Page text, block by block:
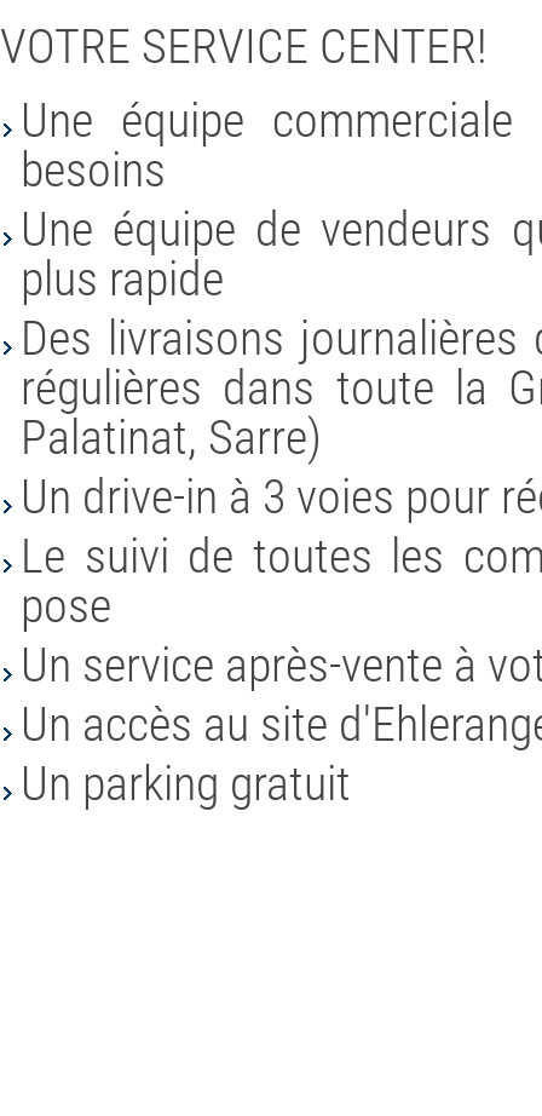
VOTRE SERVICE CENTER!
Une équipe
besoins
Une équipe de vendeurs
plus rapide
Des livraisons
régulières dans toute la
Palatinat, Sarre)
Un drive-in à 3 voies pour
Le suivi de toutes les
pose
Un service après-vente à
Un accès au site
Un parking gratuit